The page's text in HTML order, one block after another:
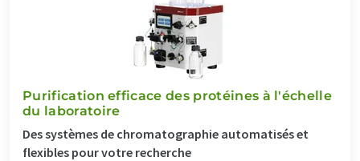
Purification efficace des protéines à l'échelle
du laboratoire
Des systèmes de chromatographie automatisés et
flexibles pour votre recherche